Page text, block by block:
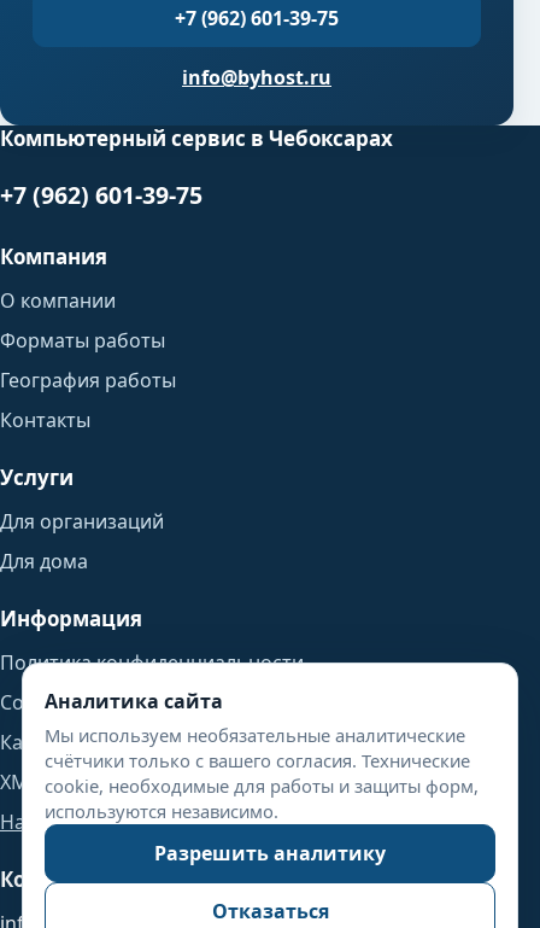
+7 (962) 601-39-75
info@byhost.ru
Компьютерный сервис в Чебоксарах
+7 (962) 601-39-75
Компания
О компании
Форматы работы
География работы
Контакты
Услуги
Для организаций
Для дома
Информация
Политика конфиденциальности
Согласие на обработку данных
Карта сайта
XML-карта сайта
Настройки аналитики
Контакты
Аналитика сайта
Мы используем необязательные аналитические
счётчики только с вашего согласия. Технические
cookie, необходимые для работы и защиты форм,
используются независимо.
Разрешить аналитику
Отказаться